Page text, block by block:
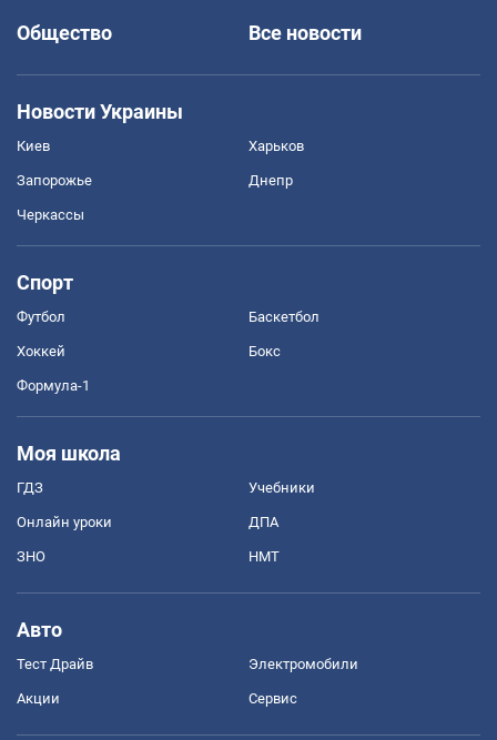
Общество
Все новости
Новости Украины
Киев Харьков
Запорожье Днепр
Черкассы
Спорт
Футбол Баскетбол
Хоккей Бокс
Формула-1
Моя школа
ГДЗ Учебники
Онлайн уроки ДПА
ЗНО НМТ
Авто
Тест Драйв Электромобили
Акции Сервис